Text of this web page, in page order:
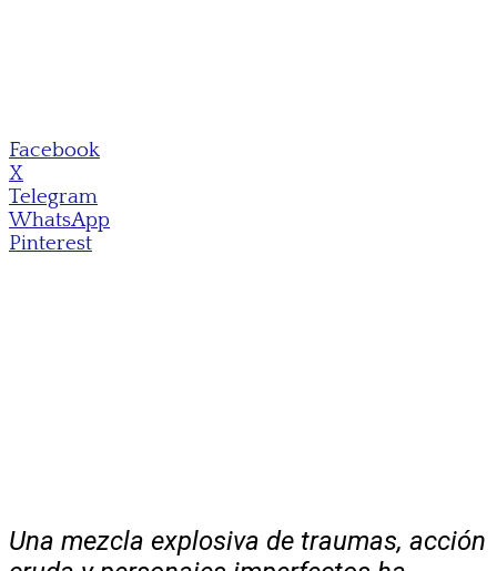
Facebook
X
Telegram
WhatsApp
Pinterest
Una mezcla explosiva de traumas, acción